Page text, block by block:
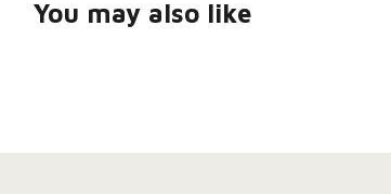
You may also like